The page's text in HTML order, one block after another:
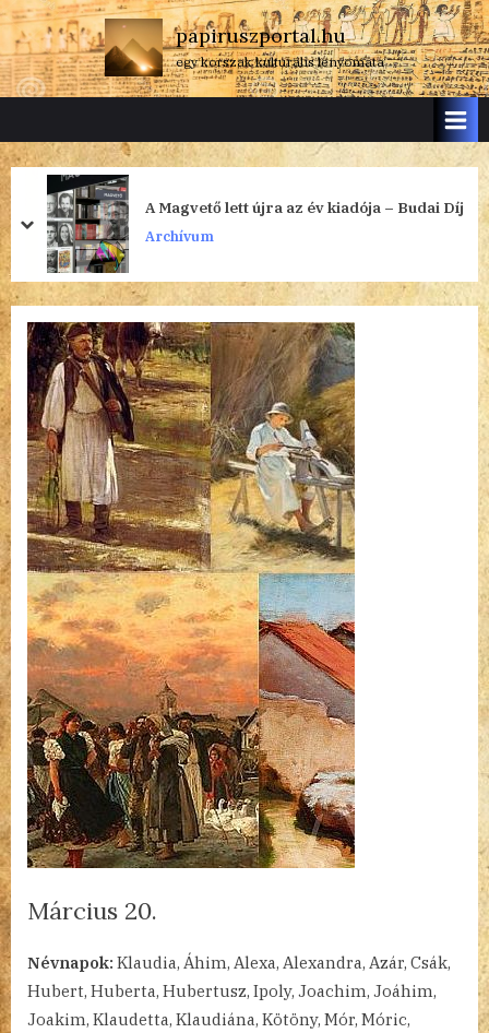
Skip
to
content
papiruszportal.hu
egy korszak kulturális lenyomata
A Magvető lett újra az év kiadója – Budai Díj
Archívum
prev
next
Március 20.
on
a(z)
Március
20.
bejegyzéshez
Névnapok: Klaudia, Áhim, Alexa, Alexandra, Azár, Csák,
Hubert, Huberta, Hubertusz, Ipoly, Joachim, Joáhim,
Joakim, Klaudetta, Klaudiána, Kötöny, Mór, Móric,